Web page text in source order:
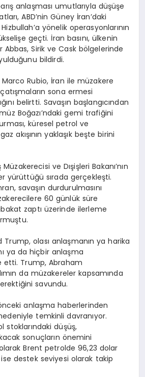
anlaşması umutlarıyla düşüşe
ABD’nin Güney İran’daki
Hizbullah’a yönelik operasyonlarının
geçti. İran basını, ülkenin
Abbas, Sirik ve Cask bölgelerinde
bildirdi.
Marco Rubio, İran ile müzakere
sona ermesi
belirtti. Savaşın başlangıcından
Boğazı’ndaki gemi trafiğini
küresel petrol ve
gaz akışının yaklaşık beşte birini
Müzakerecisi ve Dışişleri Bakanı’nın
yürüttüğü sırada gerçekleşti.
savaşın durdurulmasını
60 günlük süre
zaptı üzerinde ilerleme
Trump, olası anlaşmanın ya harika
ya da hiçbir anlaşma
etti. Trump, Abraham
da müzakereler kapsamında
savundu.
anlaşma haberlerinden
temkinli davranıyor.
stoklarındaki düşüş,
sonuçların önemini
Brent petrolde 96,23 dolar
destek seviyesi olarak takip